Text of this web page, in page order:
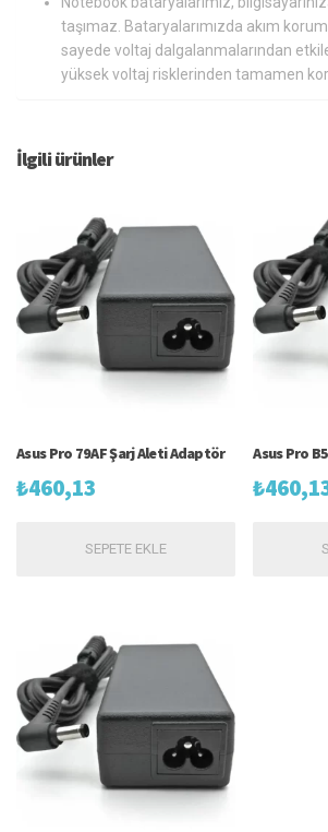
taşımaz. Bataryalarımızda akım
sayede voltaj dalgalanmalarından
yüksek voltaj risklerinden tamamen
İlgili ürünler
Asus Pro 79AF Şarj Aleti Adaptör
₺460,13
SEPETE EKLE
Asus Pro
₺